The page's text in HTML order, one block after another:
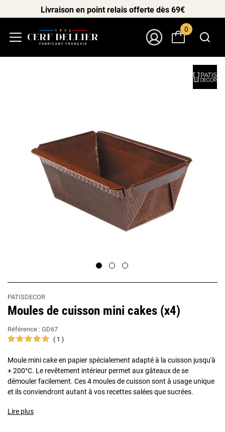
Livraison en point relais offerte dès 69€
0
PATISDECOR
Moules de cuisson mini cakes (x4)
Référence : GD67
1
Moule mini cake en papier spécialement adapté à la cuisson jusqu'à
+ 200°C. Le revêtement intérieur permet aux gâteaux de se
démouler facilement. Ces 4 moules de cuisson sont à usage unique
et ils conviendront autant à vos recettes salées que sucrées.
Lire plus